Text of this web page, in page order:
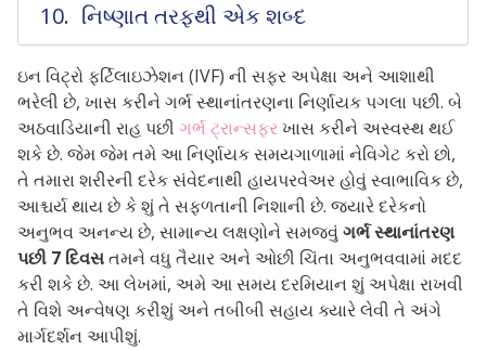
નિષ્ણાત તરફથી એક શબ્દ
ઇન વિટ્રો ફર્ટિલાઇઝેશન (IVF) ની સફર અપેક્ષા અને આશાથી
ભરેલી છે, ખાસ કરીને ગર્ભ સ્થાનાંતરણના નિર્ણાયક પગલા પછી. બે
અઠવાડિયાની રાહ પછી ગર્ભ ટ્રાન્સફર ખાસ કરીને અસ્વસ્થ થઈ
શકે છે. જેમ જેમ તમે આ નિર્ણાયક સમયગાળામાં નેવિગેટ કરો છો,
તે તમારા શરીરની દરેક સંવેદનાથી હાયપરવેઅર હોવું સ્વાભાવિક છે,
આશ્ચર્ય થાય છે કે શું તે સફળતાની નિશાની છે. જ્યારે દરેકનો
અનુભવ અનન્ય છે, સામાન્ય લક્ષણોને સમજવુંગર્ભ સ્થાનાંતરણ
પછી 7 દિવસતમને વધુ તૈયાર અને ઓછી ચિંતા અનુભવવામાં મદદ
કરી શકે છે. આ લેખમાં, અમે આ સમય દરમિયાન શું અપેક્ષા રાખવી
તે વિશે અન્વેષણ કરીશું અને તબીબી સહાય ક્યારે લેવી તે અંગે
માર્ગદર્શન આપીશું.